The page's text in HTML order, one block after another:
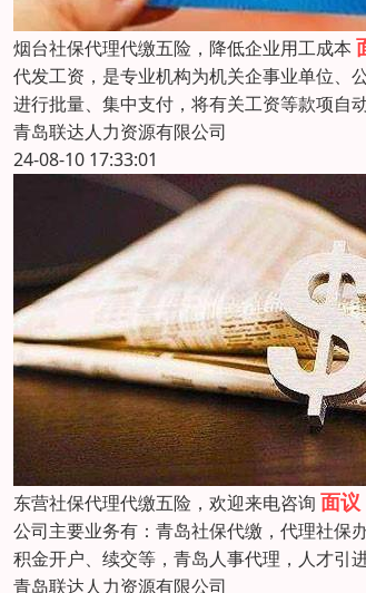
烟台社保代理代缴五险，降低企业用工成本
代发工资，是专业机构为机关企事业单位、
进行批量、集中支付，将有关工资等款项自
青岛联达人力资源有限公司
24-08-10 17:33:01
东营社保代理代缴五险，欢迎来电咨询 面议
公司主要业务有：青岛社保代缴，代理社保
积金开户、续交等，青岛人事代理，人才引
青岛联达人力资源有限公司